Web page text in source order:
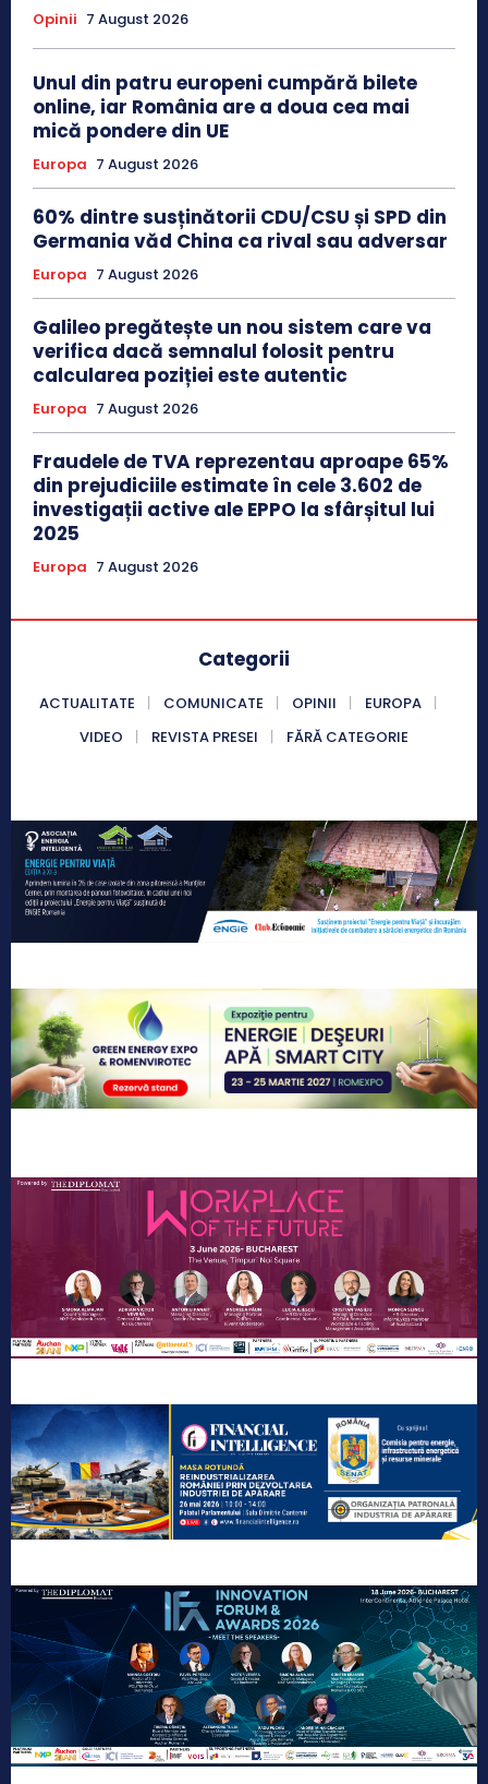
Opinii 7 August 2026
Unul din patru europeni cumpără bilete
online, iar România are a doua cea mai
mică pondere din UE
Europa 7 August 2026
60% dintre susținătorii CDU/CSU și SPD din
Germania văd China ca rival sau adversar
Europa 7 August 2026
Galileo pregătește un nou sistem care va
verifica dacă semnalul folosit pentru
calcularea poziției este autentic
Europa 7 August 2026
Fraudele de TVA reprezentau aproape 65%
din prejudiciile estimate în cele 3.602 de
investigații active ale EPPO la sfârșitul lui
2025
Europa 7 August 2026
Categorii
ACTUALITATE COMUNICATE OPINII
EUROPA
VIDEO
REVISTA PRESEI FĂRĂ CATEGORIE